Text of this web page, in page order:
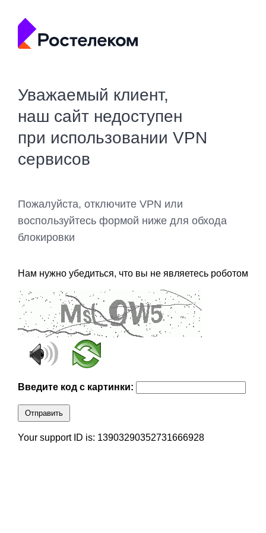
Уважаемый клиент,
наш сайт недоступен
при использовании VPN
сервисов
Пожалуйста, отключите VPN или
воспользуйтесь формой ниже для обхода
блокировки
Нам нужно убедиться, что вы не являетесь роботом
Введите код с картинки:
Отправить
Your support ID is: 13903290352731666928